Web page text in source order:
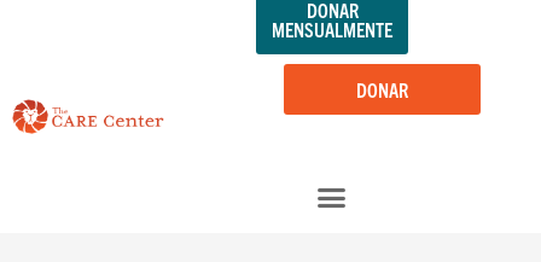
DONAR
DONAR
MENSUALMENTE